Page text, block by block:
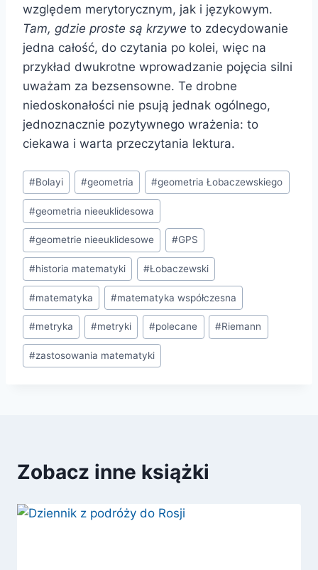
względem merytorycznym, jak i językowym.
Tam, gdzie proste są krzywe to zdecydowanie
jedna całość, do czytania po kolei, więc na
przykład dwukrotne wprowadzanie pojęcia silni
uważam za bezsensowne. Te drobne
niedoskonałości nie psują jednak ogólnego,
jednoznacznie pozytywnego wrażenia: to
ciekawa i warta przeczytania lektura.
Tagi
wpisu:
#Bolayi #geometria #geometria Łobaczewskiego
#geometria nieeuklidesowa
#geometrie nieeuklidesowe #GPS
#historia matematyki #Łobaczewski
#matematyka #matematyka współczesna
#metryka #metryki #polecane #Riemann
#zastosowania matematyki
Zobacz inne książki